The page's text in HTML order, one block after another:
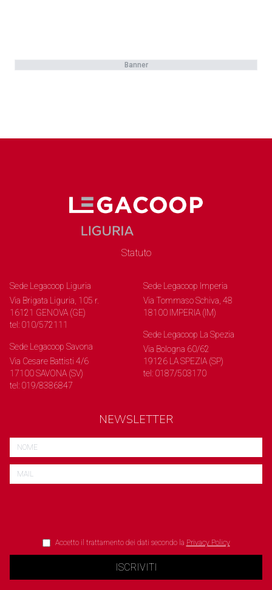
Banner
Statuto
Sede Legacoop Liguria
Via Brigata Liguria, 105 r.
16121 GENOVA (GE)
tel: 010/572111
Sede Legacoop Savona
Via Cesare Battisti 4/6
17100 SAVONA (SV)
tel: 019/8386847
Sede Legacoop Imperia
Via Tommaso Schiva, 48
18100 IMPERIA (IM)
Sede Legacoop La Spezia
Via Bologna 60/62
19126 LA SPEZIA (SP)
tel: 0187/503170
NEWSLETTER
Accetto il trattamento dei dati secondo la Privacy Policy
ISCRIVITI